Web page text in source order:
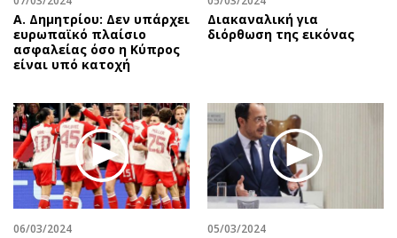
Α. Δημητρίου: Δεν υπάρχει
ευρωπαϊκό πλαίσιο
ασφαλείας όσο η Κύπρος
είναι υπό κατοχή
Διακαναλική για
διόρθωση της εικόνας
06/03/2024 05/03/2024